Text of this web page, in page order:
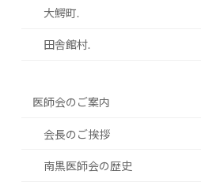
大鰐町.
田舎館村.
医師会のご案内
会長のご挨拶
南黒医師会の歴史